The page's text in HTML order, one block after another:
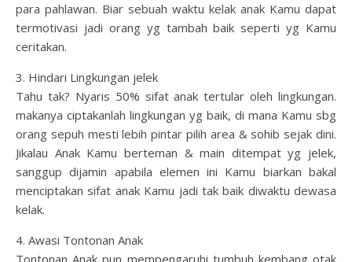
para pahlawan. Biar sebuah waktu kelak anak Kamu dapat
termotivasi jadi orang yg tambah baik seperti yg Kamu
ceritakan.
3. Hindari Lingkungan jelek
Tahu tak? Nyaris 50% sifat anak tertular oleh lingkungan.
makanya ciptakanlah lingkungan yg baik, di mana Kamu sbg
orang sepuh mesti lebih pintar pilih area & sohib sejak dini.
Jikalau Anak Kamu berteman & main ditempat yg jelek,
sanggup dijamin apabila elemen ini Kamu biarkan bakal
menciptakan sifat anak Kamu jadi tak baik diwaktu dewasa
kelak.
4. Awasi Tontonan Anak
Tontonan Anak pun mempengaruhi tumbuh kembang otak